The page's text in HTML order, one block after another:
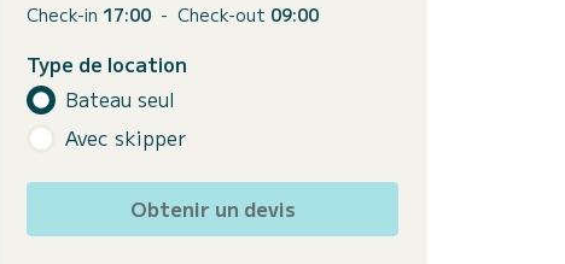
Check-in 17:00 - Check-out 09:00
Type de location
Bateau seul
Avec skipper
Obtenir un devis